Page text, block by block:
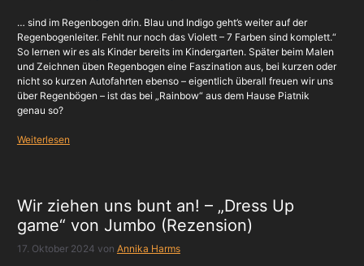
… sind im Regenbogen drin. Blau und Indigo geht’s weiter auf der
Regenbogenleiter. Fehlt nur noch das Violett – 7 Farben sind komplett.“
So lernen wir es als Kinder bereits im Kindergarten. Später beim Malen
und Zeichnen üben Regenbogen eine Faszination aus, bei kurzen oder
nicht so kurzen Autofahrten ebenso – eigentlich überall freuen wir uns
über Regenbögen – ist das bei „Rainbow“ aus dem Hause Piatnik
genau so?
Weiterlesen
Wir ziehen uns bunt an! – „Dress Up
game“ von Jumbo (Rezension)
17. Oktober 2024 von Annika Harms